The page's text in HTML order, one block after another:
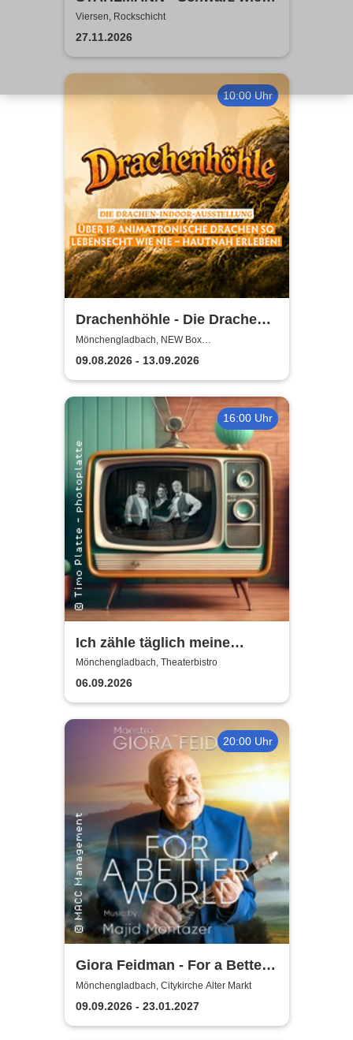
der Tod Tour 2026
Viersen, Rockschicht
27.11.2026
10:00 Uhr
Drachenhöhle - Die Drachen-
Indoor-Ausstellung
Mönchengladbach, NEW Box
Mönchengladbach
09.08.2026 - 13.09.2026
16:00 Uhr
Ich zähle täglich meine
Sorgen | Die Schlager der
50er & 60er Jahre
Mönchengladbach, Theaterbistro
06.09.2026
20:00 Uhr
Giora Feidman - For a Better
World
Mönchengladbach, Citykirche Alter Markt
09.09.2026 - 23.01.2027